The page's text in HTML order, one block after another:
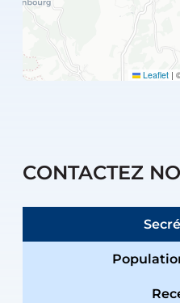
Leaflet |
CONTACTEZ